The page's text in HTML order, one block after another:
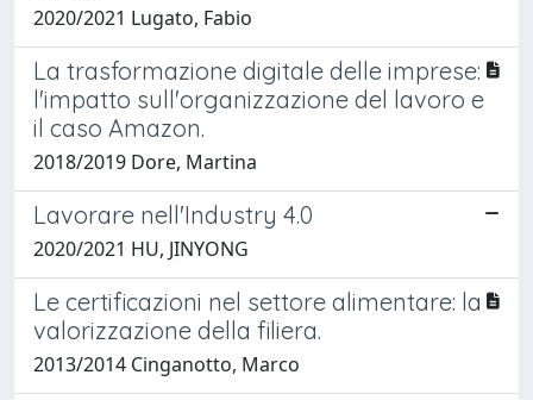
2020/2021 Lugato, Fabio
La trasformazione digitale delle imprese:
l'impatto sull'organizzazione del lavoro e
il caso Amazon.
2018/2019 Dore, Martina
Lavorare nell'Industry 4.0
2020/2021 HU, JINYONG
Le certificazioni nel settore alimentare: la
valorizzazione della filiera.
2013/2014 Cinganotto, Marco